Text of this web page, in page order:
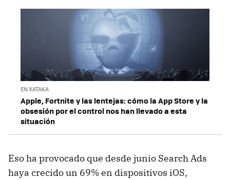
EN XATAKA
Apple, Fortnite y las lentejas: cómo la App Store y la
obsesión por el control nos han llevado a esta
situación
Eso ha provocado que desde junio Search Ads
haya crecido un 69% en dispositivos iOS,